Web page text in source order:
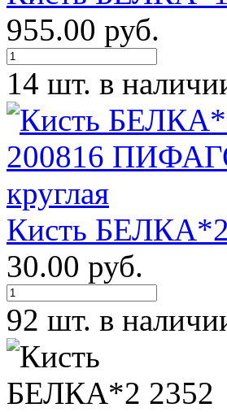
955.00 руб.
14 шт. в
Кисть
30.00 руб.
92 шт. в